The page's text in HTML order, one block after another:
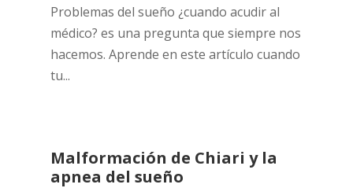
Problemas del sueño ¿cuando acudir al
médico? es una pregunta que siempre nos
hacemos. Aprende en este artículo cuando
tu...
Malformación de Chiari y la
apnea del sueño